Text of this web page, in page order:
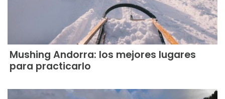
Mushing Andorra: los mejores lugares
para practicarlo